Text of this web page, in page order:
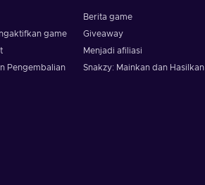
game
Pengembalian
Berita game
Giveaway
Menjadi afiliasi
Snakzy: Mainkan dan Hasilkan